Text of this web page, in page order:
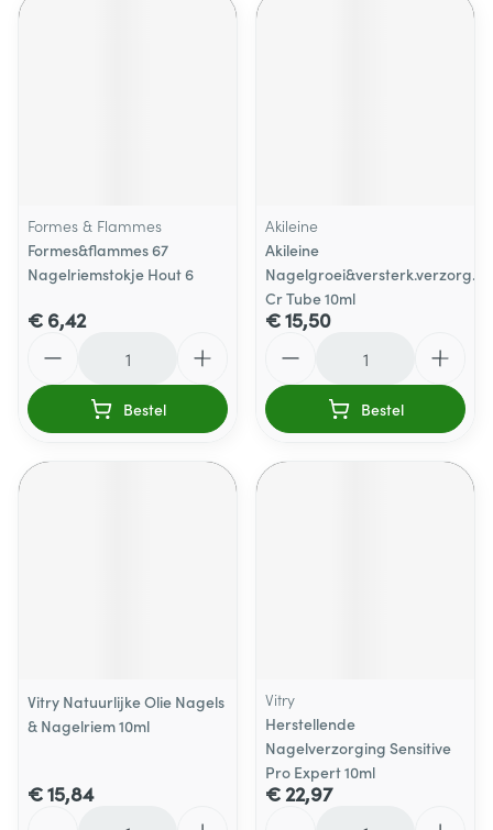
Formes & Flammes
Formes&flammes 67
Nagelriemstokje Hout 6
€ 6,42
Bestel
Akileine
Akileine
Nagelgroei&versterk.verzorg.
Cr Tube 10ml
€ 15,50
Bestel
Vitry Natuurlijke Olie Nagels
& Nagelriem 10ml
€ 15,84
Vitry
Herstellende
Nagelverzorging Sensitive
Pro Expert 10ml
€ 22,97